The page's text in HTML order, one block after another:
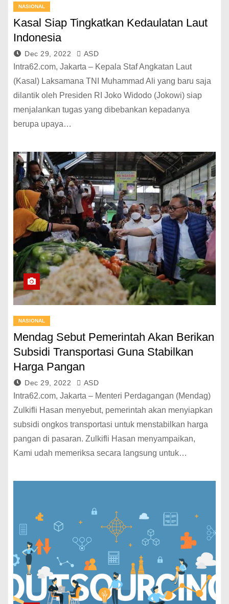
NASIONAL
Kasal Siap Tingkatkan Kedaulatan Laut
Indonesia
Dec 29, 2022 ASD
Intra62.com, Jakarta – Kepala Staf Angkatan Laut
(Kasal) Laksamana TNI Muhammad Ali yang baru saja
dilantik oleh Presiden RI Joko Widodo (Jokowi) siap
menjalankan tugas yang dibebankan kepadanya
berupa upaya…
NASIONAL
Mendag Sebut Pemerintah Akan Berikan
Subsidi Transportasi Guna Stabilkan
Harga Pangan
Dec 29, 2022 ASD
Intra62.com, Jakarta – Menteri Perdagangan (Mendag)
Zulkifli Hasan menyebut, pemerintah akan menyiapkan
subsidi ongkos transportasi untuk menstabilkan harga
pangan di pasaran. Zulkifli Hasan menyampaikan,
Kami udah memeriksa secara langsung untuk…